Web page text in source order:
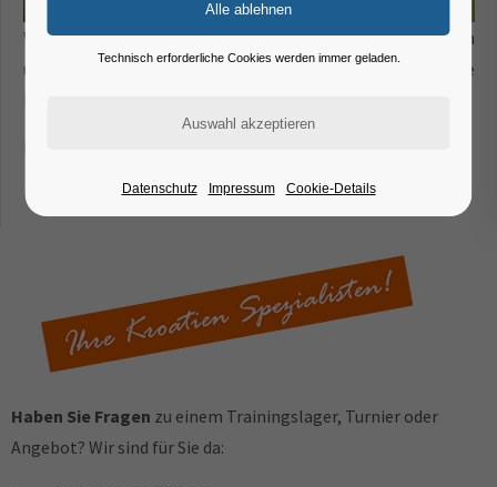
Wir wünschen allen unseren Kunden, Lieferanten, Freunden
und Bekannten ein friedliches Weihnachtsfest im Kreise
(23. Dezember 2023)
Haben Sie Fragen zu einem Trainingslager, Turnier oder
Angebot? Wir sind für Sie da:
Technisch erforderliche Cookies werden immer geladen.
Datenschutz Impressum Cookie-Details